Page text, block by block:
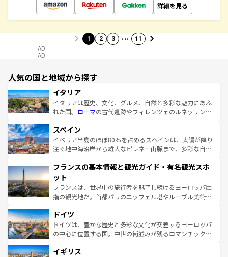
詳細を見る
1 2 3 … 11
AD
AD
人気の国と地域から探す
イタリア
イタリアは歴史、文化、グルメ、自然と多彩な魅力にあふ
れた国。 ローマの古代遺跡やフィレンツェのルネッサンス
ろん、トスカーナの美しい田園風景やアマルフィ海岸の絶
景など、自然景観も見逃せない。観光の合間には、本場の
ピザやパスタなど、絶品のイタリア料理を堪能することも
ませてくれるイタリアで、忘れられない旅をしてみよう！
なお、新着のイタリア情報は
しい。
スペイン
イベリア半島のほぼ80％を占めるスペインは、太陽が降り
注ぐ地中海沿岸から雄大なピレネー山脈まで、多彩な自然
文化が根付くこの国では、情熱的なフラメンコ、熱気あふ
れる闘牛、そして美味しいタパスが生活の一部となってい
る。首都マドリードの洗練された雰囲気や、バルセロナの
アートに溢れた街角から、地方では古代ローマ遺跡や中世
せる。地方によって風土や気候が異なるスペインはその個
性で訪れる人を魅了する。 なお、新着のスペイン情報は コ
ンテンツ一覧を参照してほしい。
フランスの基本情報と観光ガイド・有名観光スポ
ット
フランスは、世界中の旅行者を魅了し続けるヨーロッパ屈
指の観光地だ。首都パリのエッフェル塔やルーブル美術館
で、幅広い魅力が詰まっている。華麗な宮殿、歴史的な大
聖堂、美しいビーチ、そして豊かな自然が、訪れる者を心
から魅了する。また、フランスは美食の国としても知ら
いる。シャンパンの発祥地であるランス、プロヴァンスの
ドイツ
ドイツは、豊かな歴史と多彩な文化が交差するヨーロッパ
の中心に位置する国。中世の街並みが残るロマンチック街
顔を持つこの国は、どこを歩いても飽きることがない。ベ
イギリス